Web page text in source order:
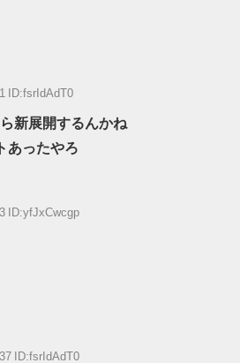
ID:fsrIdAdT0
新展開するんかね
あったやろ
ID:yfJxCwcgp
ID:fsrIdAdT0